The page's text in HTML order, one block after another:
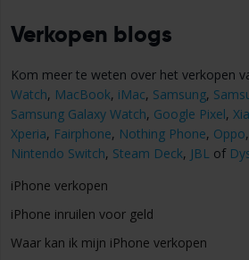
Verkopen blogs
Kom meer te weten over het verkopen
Watch, MacBook, iMac, Samsung,
Samsung Galaxy Watch, Google Pixel,
Xperia, Fairphone, Nothing Phone, Oppo,
Nintendo Switch, Steam Deck, JBLof
iPhone verkopen
iPhone inruilen voor geld
Waar kan ik mijn iPhone verkopen